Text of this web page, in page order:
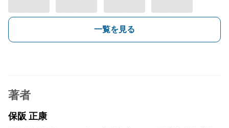
一覧を見る
著者
保阪 正康